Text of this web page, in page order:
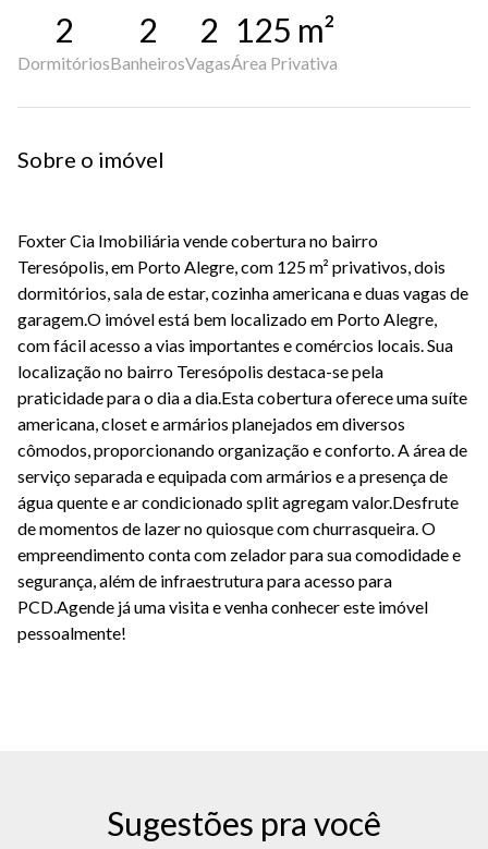
2
Dormitórios
2
Banheiros
2
Vagas
125 m²
Área Privativa
Sobre o imóvel
Foxter Cia Imobiliária vende cobertura no bairro
Teresópolis, em Porto Alegre, com 125 m² privativos, dois
dormitórios, sala de estar, cozinha americana e duas vagas de
garagem.O imóvel está bem localizado em Porto Alegre,
com fácil acesso a vias importantes e comércios locais. Sua
localização no bairro Teresópolis destaca-se pela
praticidade para o dia a dia.Esta cobertura oferece uma suíte
americana, closet e armários planejados em diversos
cômodos, proporcionando organização e conforto. A área de
serviço separada e equipada com armários e a presença de
água quente e ar condicionado split agregam valor.Desfrute
de momentos de lazer no quiosque com churrasqueira. O
empreendimento conta com zelador para sua comodidade e
segurança, além de infraestrutura para acesso para
PCD.Agende já uma visita e venha conhecer este imóvel
pessoalmente!
Sugestões pra você